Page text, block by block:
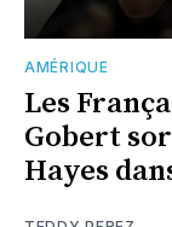
AMÉRIQUE
Les
Gobert
Hayes